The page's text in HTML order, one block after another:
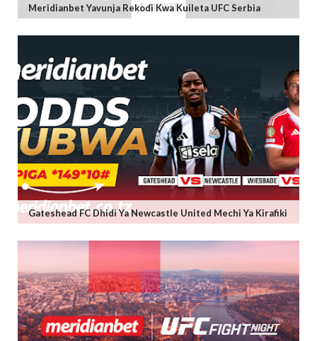
Meridianbet Yavunja Rekodi Kwa Kuileta UFC Serbia
Gateshead FC Dhidi Ya Newcastle United Mechi Ya Kirafiki